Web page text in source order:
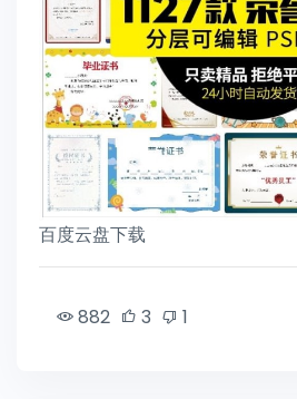
百度云盘下载
882 3 1